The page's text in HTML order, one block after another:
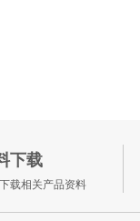
下载
载相关产品资料